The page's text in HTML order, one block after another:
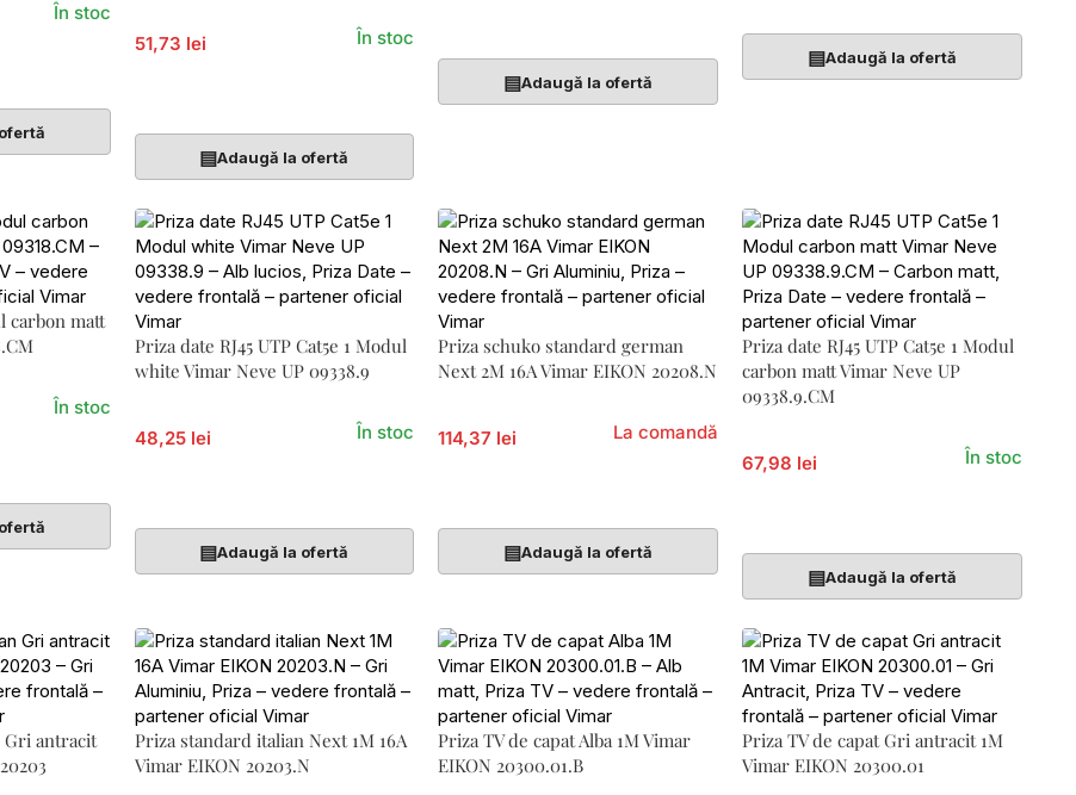
În stoc
51,73 lei În stoc
▤Adaugă la ofertă
▤Adaugă la ofertă
▤Adaugă la ofertă
carbon matt
În stoc
Priza date RJ45 UTP Cat5e 1 Modul
white Vimar Neve UP 09338.9
48,25 lei În stoc
▤Adaugă la ofertă
Priza schuko standard german
Next 2M 16A Vimar EIKON 20208.N
114,37 lei La comandă
▤Adaugă la ofertă
Priza date RJ45 UTP Cat5e 1 Modul
carbon matt Vimar Neve UP
09338.9.CM
67,98 lei În stoc
▤Adaugă la ofertă
Gri antracit
Priza standard italian Next 1M 16A
Vimar EIKON 20203.N
Priza TV de capat Alba 1M Vimar
EIKON 20300.01.B
Priza TV de capat Gri antracit 1M
Vimar EIKON 20300.01